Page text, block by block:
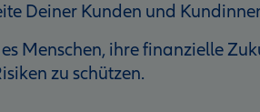
Deiner Kunden und
Menschen, ihre finanzielle
zu schützen.